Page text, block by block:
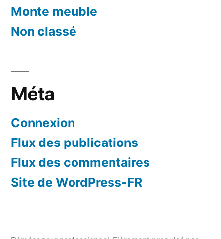
Monte meuble
Non classé
Méta
Connexion
Flux des publications
Flux des commentaires
Site de WordPress-FR